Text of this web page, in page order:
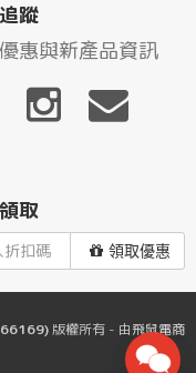
蹤
惠與新產品資訊
取
領取優惠
版權所有 - 由飛鼠電商